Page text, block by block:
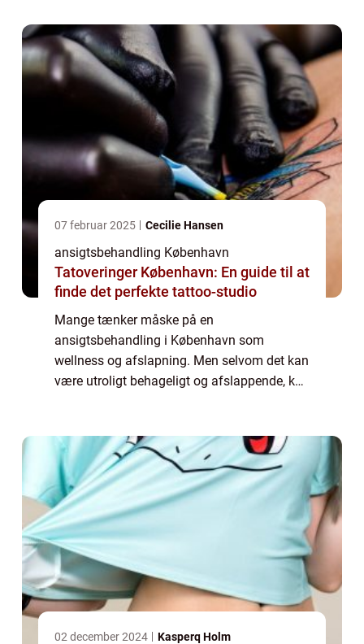
har med din hud. ...
07 februar 2025 Cecilie Hansen
ansigtsbehandling København
Tatoveringer København: En guide til at
finde det perfekte tattoo-studio
Mange tænker måske på en
ansigtsbehandling i København som
wellness og afslapning. Men selvom det kan
være utroligt behageligt og afslappende, kan
har med din hud. ...
02 december 2024 Kasperq Holm